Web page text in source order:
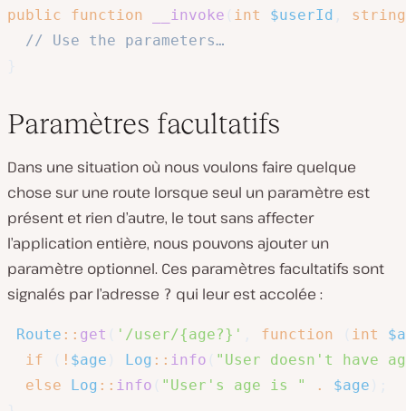
public
function __invoke int $userId
string
// Use the parameters…
Paramètres facultatifs
Dans une situation où nous voulons faire quelque
chose sur une route lorsque seul un paramètre est
présent et rien d’autre, le tout sans affecter
l’application entière, nous pouvons ajouter un
paramètre optionnel. Ces paramètres facultatifs sont
signalés par l’adresse ? qui leur est accolée :
Route :: get '/user/{age?}' function int
if
! $age Log :: info
"User doesn't have
else
Log :: info "User's age is " . $age